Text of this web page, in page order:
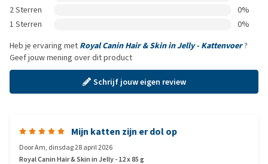
2 Sterren
0%
1 Sterren
0%
Heb je ervaring met Royal Canin Hair & Skin in Jelly - Kattenvoer?
Geef jouw mening over dit product
Schrijf jouw eigen review
Mijn katten zijn er dol op
DoorAm, dinsdag 28 april 2026
Royal Canin Hair & Skin in Jelly - 12 x 85 g